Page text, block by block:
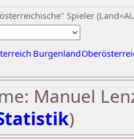
Spieler
Burgenland
Manuel
)